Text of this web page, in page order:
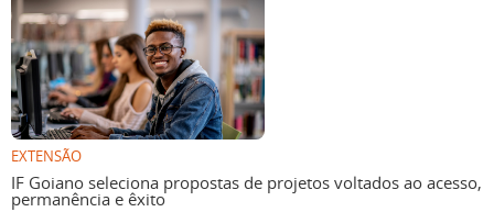
EXTENSÃO
IF Goiano seleciona propostas de projetos voltados ao acesso,
permanência e êxito